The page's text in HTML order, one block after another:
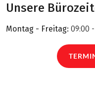
Unsere
Montag - Freitag: 09:00